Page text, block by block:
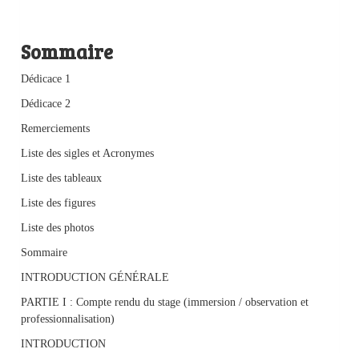
Sommaire
Dédicace 1
Dédicace 2
Remerciements
Liste des sigles et Acronymes
Liste des tableaux
Liste des figures
Liste des photos
Sommaire
INTRODUCTION GÉNÉRALE
PARTIE I : Compte rendu du stage (immersion / observation et
professionnalisation)
INTRODUCTION